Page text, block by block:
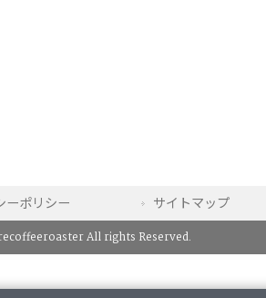
ーポリシー サイトマップ
All rights Reserved.